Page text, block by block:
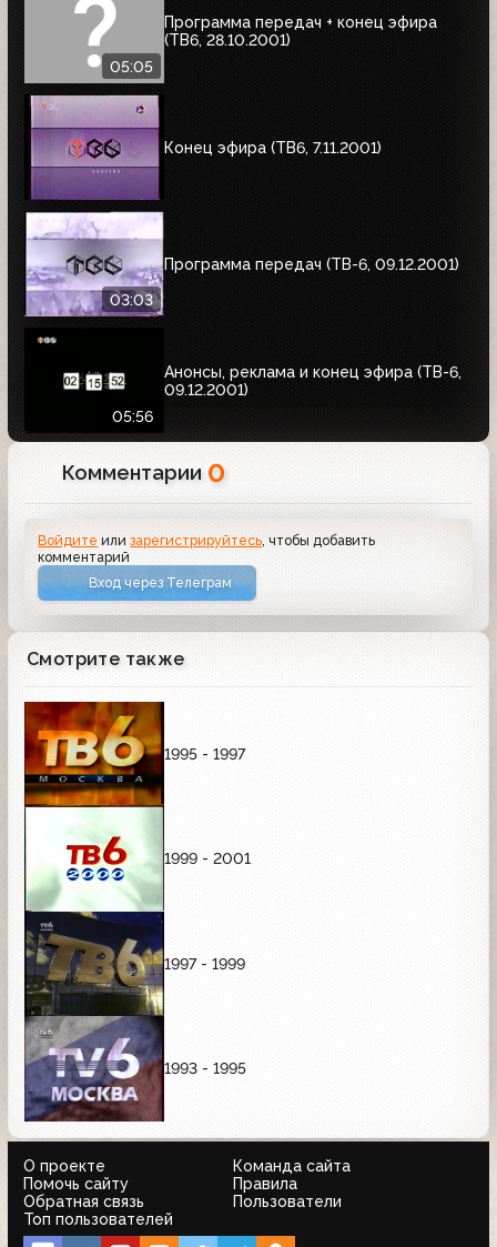
05:05
Программа передач + конец эфира
(ТВ6, 28.10.2001)
Конец эфира (ТВ6, 7.11.2001)
03:03
Программа передач (ТВ-6, 09.12.2001)
05:56
Анонсы, реклама и конец эфира (ТВ-6,
09.12.2001)
Комментарии 0
Войдите илизарегистрируйтесь, чтобы добавить
комментарий
Вход через Телеграм
Смотрите также
1995 - 1997
1999 - 2001
1997 - 1999
1993 - 1995
О проекте
Команда сайта
Помочь сайту
Правила
Обратная связь
Пользователи
Топ пользователей